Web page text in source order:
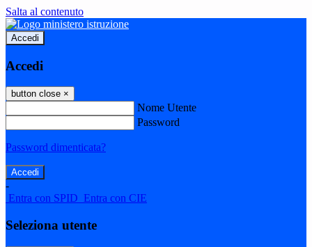
Salta al contenuto
Accedi
Accedi
button close ×
Nome Utente
Password
Password dimenticata?
-
Entra con SPID Entra con CIE
Seleziona utente